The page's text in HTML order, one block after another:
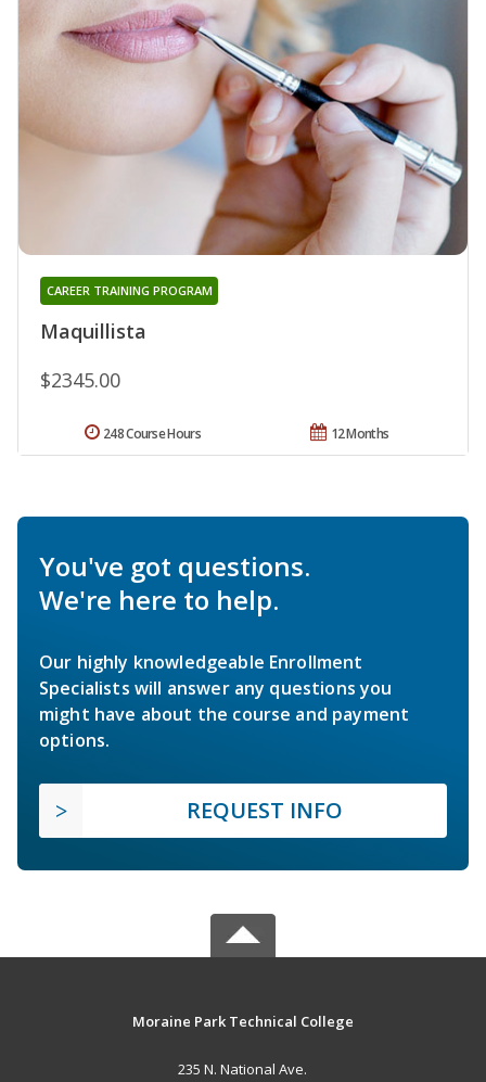
Maquillista
CAREER TRAINING PROGRAM
$2345.00
12 Months
248 Course Hours
You've got questions.
We're here to help.
Our highly knowledgeable Enrollment
Specialists will answer any questions you
might have about the course and payment
options.
REQUEST INFO
Moraine Park Technical College
235 N. National Ave.